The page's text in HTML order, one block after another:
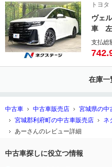
ショ
ゲート
トヨタ
ヴェ
車 左
ダウ
レイ
ー／
支払総
在庫一
中古車 中古車販売店
宮城県の中
宮城郡利府町の中古車販売店
ネ
あーさんのレビュー詳細
中古車探しに役立つ情報